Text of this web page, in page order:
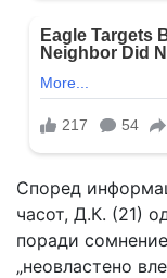
Според
часот, Д.К. (21)
поради
„неовластено